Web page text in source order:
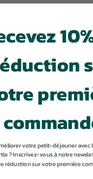
Cette section ne
Ajoutez du contenu à
latérale.
votre petit-déjeuner avec
? Inscrivez-vous à notre
réduction sur votre première